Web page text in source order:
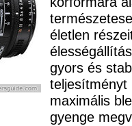
életlen
gyors és
teljesítményt
maximális
gyenge